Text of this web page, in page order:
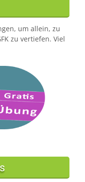
um allein, zu
zu vertiefen. Viel